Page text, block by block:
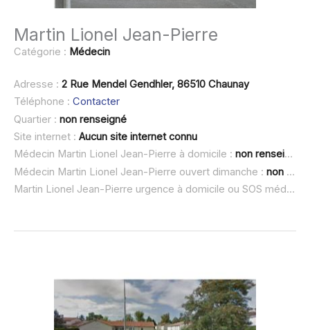
Martin Lionel Jean-Pierre
Catégorie : Médecin
Adresse : 2 Rue Mendel Gendhler, 86510 Chaunay
Téléphone : Contacter
Quartier : non renseigné
Site internet : Aucun site internet connu
Médecin Martin Lionel Jean-Pierre à domicile : non renseigné
Médecin Martin Lionel Jean-Pierre ouvert dimanche : non renseigné
Martin Lionel Jean-Pierre urgence à domicile ou SOS médecin :